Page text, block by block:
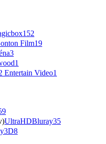
152
Film19
3
1
Entertain Video1
UltraHDBluray35
8